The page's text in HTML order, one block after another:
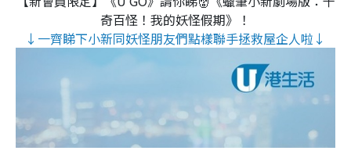
奇百怪！我的妖怪假期》！
↓一齊睇下小新同妖怪朋友們點樣聯手拯救屋企人啦↓